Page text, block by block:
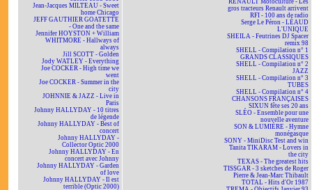
Jean-Jacques MILTEAU - Sweet
home Chicago
JEFF GAUTHIER GOATETTE
- One and the same
Jennifer HOYSTON + William
WHITMORE - Hallways of
always
Jill SCOTT - Golden
Jody WATLEY - Everything
Joe COCKER - High time we
went
Joe COCKER - Summer in the
city
JOHNNIE & JAZZ - Live in
Paris
Johnny HALLYDAY - 10 titres
de légende
Johnny HALLYDAY - Best of
concert
Johnny HALLYDAY -
Collector Optic 2000
Johnny HALLYDAY - En
concert avec Johnny
Johnny HALLYDAY - Garden
of love
Johnny HALLYDAY - Il est
terrible (Optic 2000)
RENAULT Motoculture - Les
gros tracteurs Renault arrivent
RFI - 100 ans de radio
Serge Le Péron - LÉAUD
L'UNIQUE
SHEILA - Feutrines DJ Spacer
remix 98
SHELL - Compilation n° 1
GRANDS CLASSIQUES
SHELL - Compilation n° 2
JAZZ
SHELL - Compilation n° 3
TUBES
SHELL - Compilation n° 4
CHANSONS FRANÇAISES
SIXUN fête ses 20 ans
SLÉO - Ensemble pour une
nouvelle aventure
SON & LUMIÈRE - Hymne
monégasque
SONY - MiniDisc Test and win
Tanita TIKARAM - Lovers in
the city
TEXAS - The greatest hits
TISSGAR - 3 sketches de Roger
Pierre & Jean-Marc Thibault
TOTAL - Hits d'Or 1987